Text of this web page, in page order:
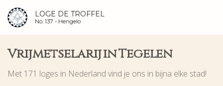
LOGE DE TROFFEL
No. 137 - Hengelo
Vrijmetselarij in Tegelen
Met 171 loges in Nederland vind je ons in bijna elke stad!